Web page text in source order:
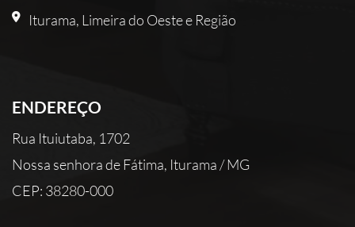
Iturama, Limeira do Oeste e Região
ENDEREÇO
Rua Ituiutaba, 1702
Nossa senhora de Fátima, Iturama / MG
CEP: 38280-000